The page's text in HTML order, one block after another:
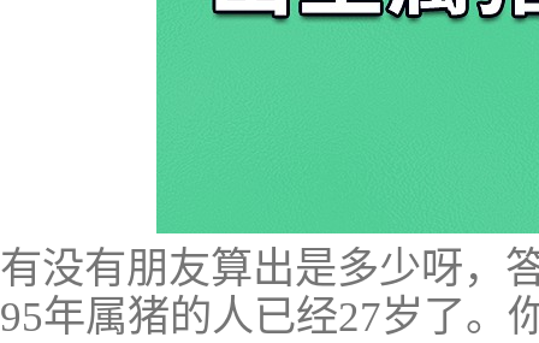
有没有朋友算出是多少呀，
95年属猪的人已经27岁了。